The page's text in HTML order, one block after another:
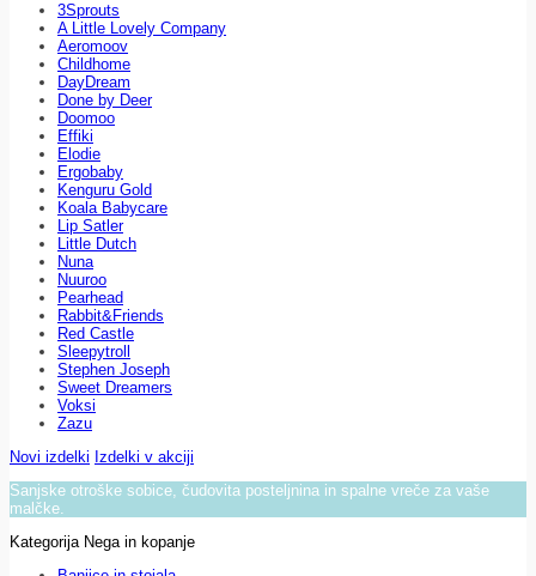
3Sprouts
A Little Lovely Company
Aeromoov
Childhome
DayDream
Done by Deer
Doomoo
Effiki
Elodie
Ergobaby
Kenguru Gold
Koala Babycare
Lip Satler
Little Dutch
Nuna
Nuuroo
Pearhead
Rabbit&Friends
Red Castle
Sleepytroll
Stephen Joseph
Sweet Dreamers
Voksi
Zazu
Novi izdelki Izdelki v akciji
Sanjske otroške sobice, čudovita posteljnina in spalne vreče za vaše
malčke.
Kategorija Nega in kopanje